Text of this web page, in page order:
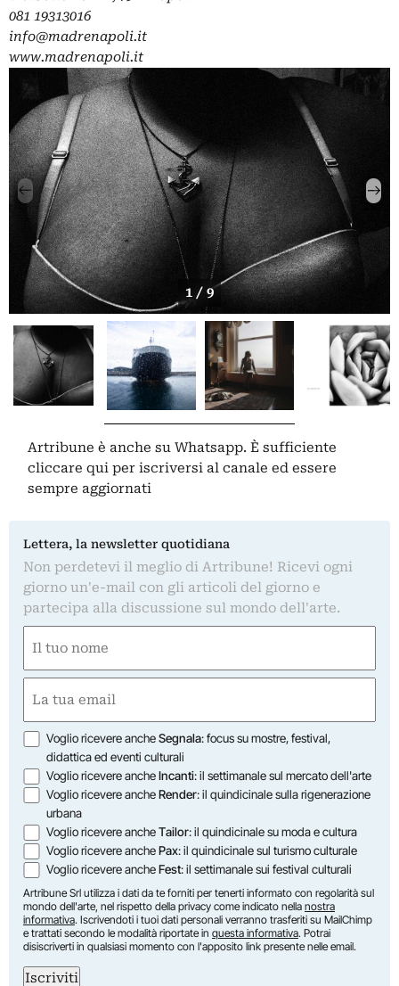
081 19313016
info@madrenapoli.it
www.madrenapoli.it
1 / 9
Artribune è anche su Whatsapp. È sufficiente
cliccare qui per iscriversi al canale ed essere
sempre aggiornati
Lettera, la newsletter quotidiana
Non perdetevi il meglio di Artribune! Ricevi ogni
giorno un'e-mail con gli articoli del giorno e
partecipa alla discussione sul mondo dell'arte.
(Obbligatorio)
Nome
(Obbligatorio)
Opzioni
Voglio ricevere ancheSegnala: focus su mostre, festival,
didattica ed eventi culturali
Voglio ricevere ancheIncanti: il settimanale sul mercato dell'arte
Voglio ricevere ancheRender: il quindicinale sulla rigenerazione
urbana
Voglio ricevere ancheTailor: il quindicinale su moda e cultura
Voglio ricevere anchePax: il quindicinale sul turismo culturale
Voglio ricevere ancheFest: il settimanale sui festival culturali
Artribune Srl utilizza i dati da te forniti per tenerti informato con regolarità sul
mondo dell'arte, nel rispetto della privacy come indicato nella nostra
informativa. Iscrivendoti i tuoi dati personali verranno trasferiti su MailChimp
e trattati secondo le modalità riportate in questa informativa. Potrai
disiscriverti in qualsiasi momento con l'apposito link presente nelle email.
Iscriviti